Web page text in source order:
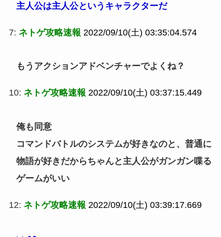
主人公は主人公というキャラクターだ
7: ネトゲ攻略速報 2022/09/10(土) 03:35:04.574
もうアクションアドベンチャーでよくね？
10: ネトゲ攻略速報 2022/09/10(土) 03:37:15.449
俺も同意
コマンドバトルのシステムが好きなのと、普通に
物語が好きだからちゃんと主人公がガンガン喋る
ゲームがいい
12: ネトゲ攻略速報 2022/09/10(土) 03:39:17.669